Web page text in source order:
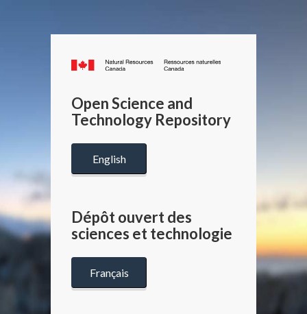
Canada.ca
/
Canada
Open Science and
Technology Repository
English
Dépôt ouvert des
sciences et technologie
Français